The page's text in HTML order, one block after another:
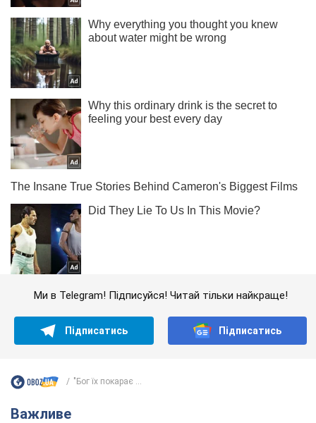
Ми в Telegram! Підписуйся! Читай тільки найкраще!
Підписатись Підписатись
"Бог їх покарає ...
Важливе